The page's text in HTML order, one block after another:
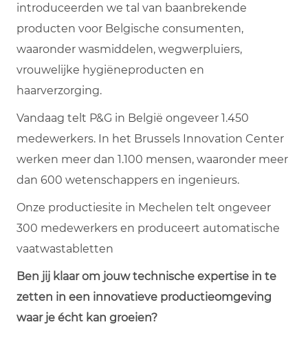
introduceerden we tal van baanbrekende
producten voor Belgische consumenten,
waaronder wasmiddelen, wegwerpluiers,
vrouwelijke hygiëneproducten en
haarverzorging.
Vandaag telt P&G in België ongeveer 1.450
medewerkers. In het Brussels Innovation Center
werken meer dan 1.100 mensen, waaronder meer
dan 600 wetenschappers en ingenieurs.
Onze productiesite in Mechelen telt ongeveer
300 medewerkers en produceert automatische
vaatwastabletten
Ben jij klaar om jouw technische expertise in te
zetten in een innovatieve productieomgeving
waar je écht kan groeien?